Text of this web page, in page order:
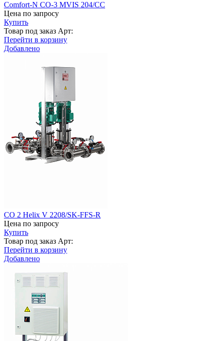
Comfort-N CO-3 MVIS 204/CC
Цена по запросу
Купить
Товар под заказ Арт:
Перейти в корзину
Добавлено
CO 2 Helix V 2208/SK-FFS-R
Цена по запросу
Купить
Товар под заказ Арт:
Перейти в корзину
Добавлено